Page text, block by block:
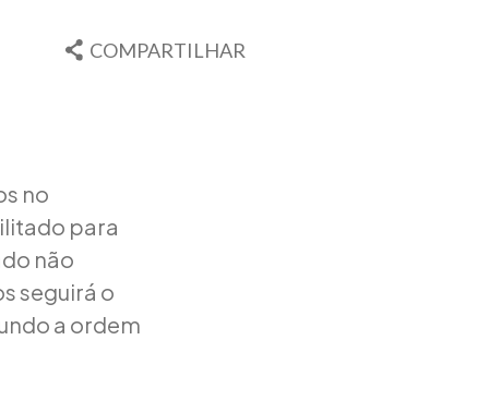
COMPARTILHAR
no
para
não
seguirá o
a ordem